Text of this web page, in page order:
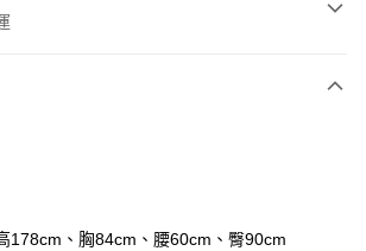
178cm、胸84cm、腰60cm、臀90cm